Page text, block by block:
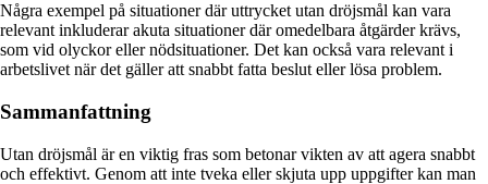
Några exempel på situationer där uttrycket utan dröjsmål kan vara
relevant inkluderar akuta situationer där omedelbara åtgärder krävs,
som vid olyckor eller nödsituationer. Det kan också vara relevant i
arbetslivet när det gäller att snabbt fatta beslut eller lösa problem.
Sammanfattning
Utan dröjsmål är en viktig fras som betonar vikten av att agera snabbt
och effektivt. Genom att inte tveka eller skjuta upp uppgifter kan man